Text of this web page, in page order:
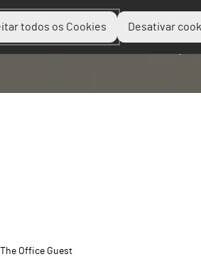
todos os Cookies Desativar
Planear Descobrir
The Office Guest